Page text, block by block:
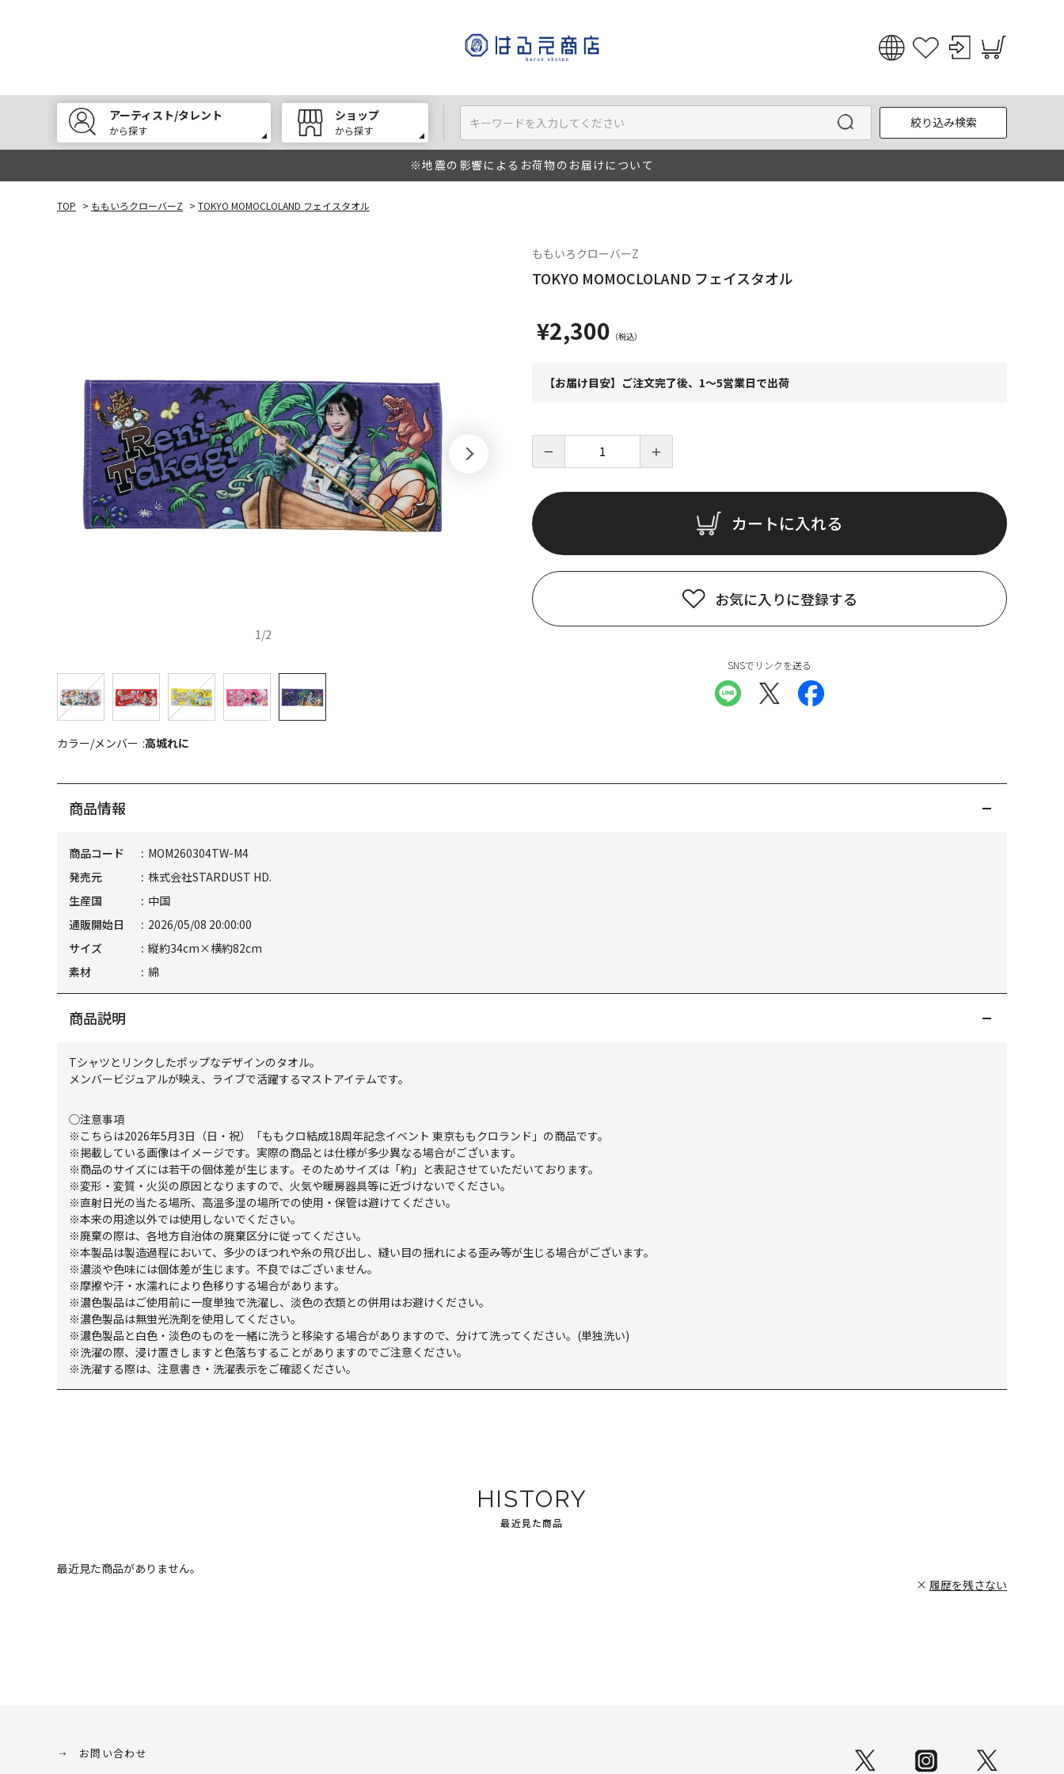
English
한국어
アーティスト/タレント
から探す
ショップ
から探す
絞り込み検索
※地震の影響によるお荷物のお届けについて
TOP > ももいろクローバーZ > TOKYO MOMOCLOLAND フェイスタオル
1/2
カラー/メンバー 高城れに
ももいろクローバーZ
TOKYO MOMOCLOLAND フェイスタオル
¥2,300
【お届け目安】ご注文完了後、1～5営業日で出荷
－ ＋
カートに入れる
お気に入りに登録する
SNSでリンクを送る
商品情報
商品コード
MOM260304TW-M4
発売元
株式会社STARDUST HD.
生産国
中国
通販開始日
2026/05/08 20:00:00
サイズ
縦約34cm×横約82cm
素材
綿
商品説明
Tシャツとリンクしたポップなデザインのタオル。
メンバービジュアルが映え、ライブで活躍するマストアイテムです。
◯注意事項
※こちらは2026年5月3日（日・祝）「ももクロ結成18周年記念イベント 東京ももクロランド」の商品です。
※掲載している画像はイメージです。実際の商品とは仕様が多少異なる場合がございます。
※商品のサイズには若干の個体差が生じます。そのためサイズは「約」と表記させていただいております。
※変形・変質・火災の原因となりますので、火気や暖房器具等に近づけないでください。
※直射日光の当たる場所、高温多湿の場所での使用・保管は避けてください。
※本来の用途以外では使用しないでください。
※廃棄の際は、各地方自治体の廃棄区分に従ってください。
※本製品は製造過程において、多少のほつれや糸の飛び出し、縫い目の揺れによる歪み等が生じる場合がございます。
※濃淡や色味には個体差が生じます。不良ではございません。
※摩擦や汗・水濡れにより色移りする場合があります。
※濃色製品はご使用前に一度単独で洗濯し、淡色の衣類との併用はお避けください。
※濃色製品は無蛍光洗剤を使用してください。
※濃色製品と白色・淡色のものを一緒に洗うと移染する場合がありますので、分けて洗ってください。(単独洗い)
※洗濯の際、浸け置きしますと色落ちすることがありますのでご注意ください。
※洗濯する際は、注意書き・洗濯表示をご確認ください。
HISTORY
最近見た商品
最近見た商品がありません。
履歴を残さない
お問い合わせ